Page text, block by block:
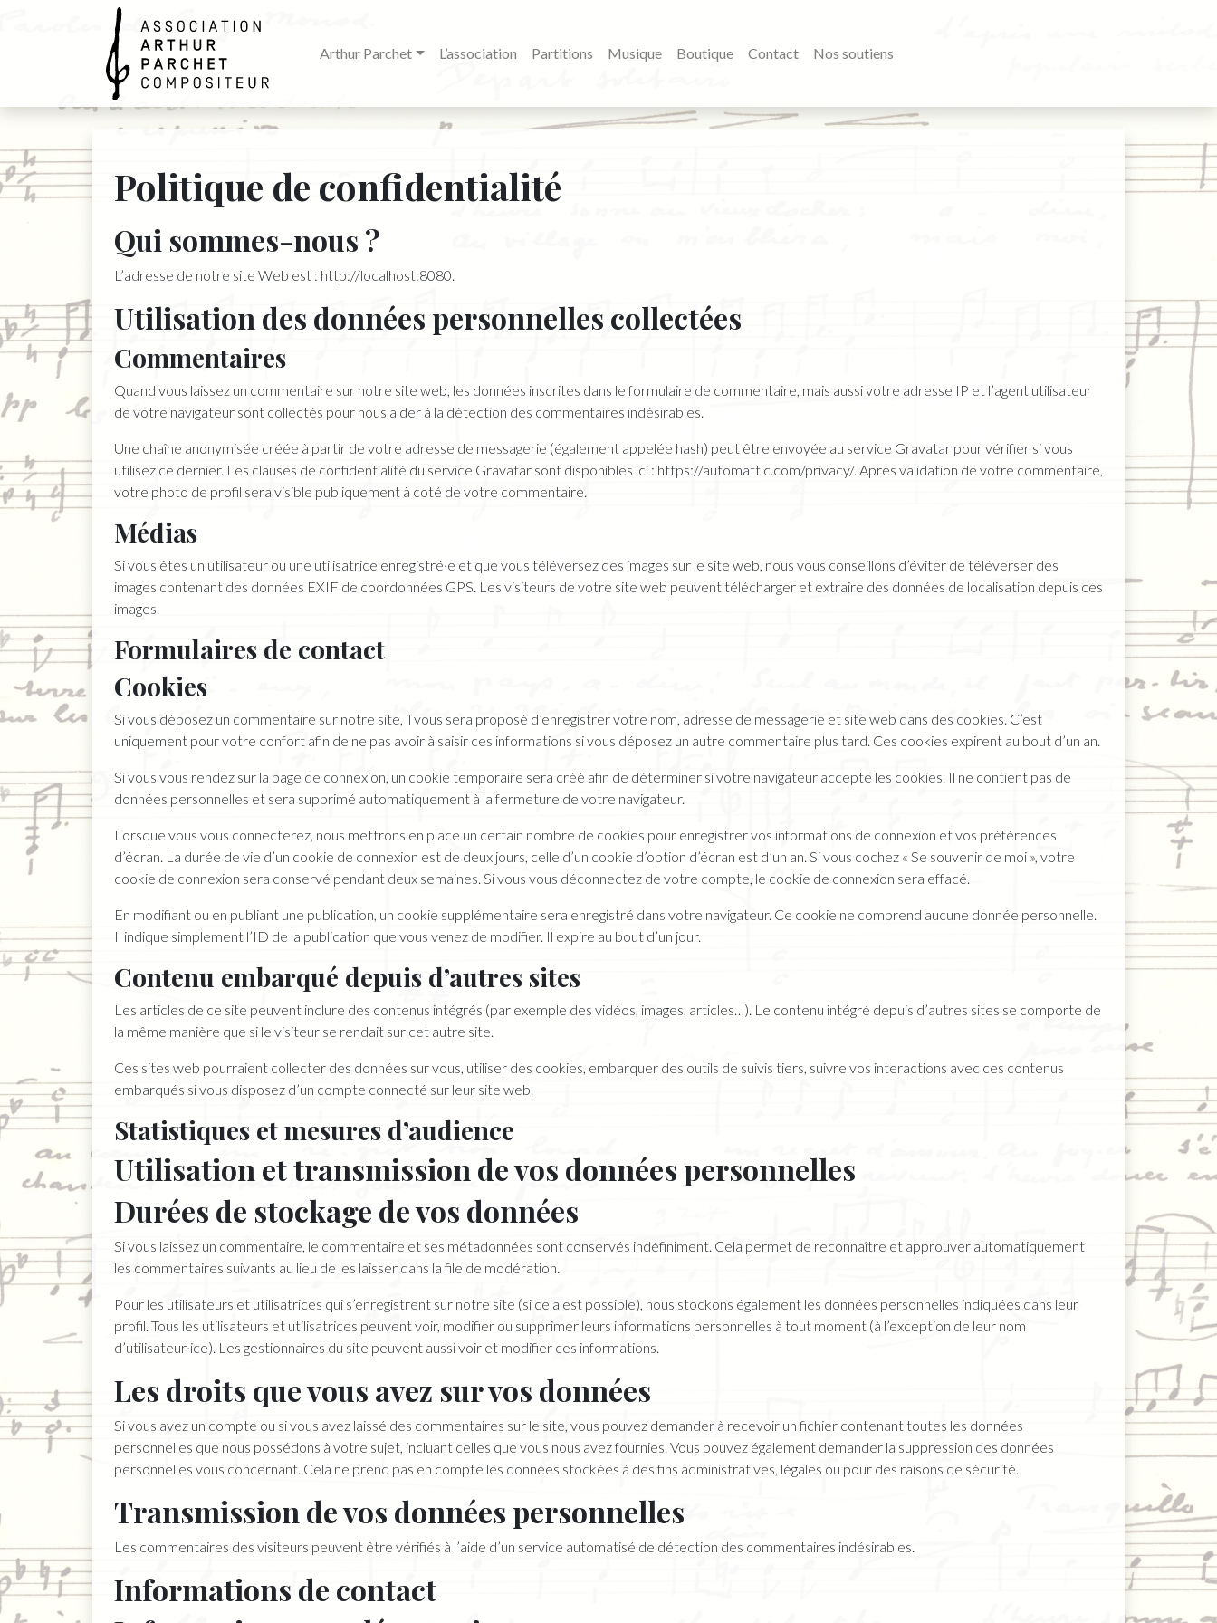
Arthur Parchet L’association Partitions Musique Boutique Contact Nos soutiens
Politique de confidentialité
Qui sommes-nous ?
L’adresse de notre site Web est : http://localhost:8080.
Utilisation des données personnelles collectées
Commentaires
Quand vous laissez un commentaire sur notre site web, les données inscrites dans le formulaire de commentaire, mais aussi votre adresse IP et l’agent utilisateur
de votre navigateur sont collectés pour nous aider à la détection des commentaires indésirables.
Une chaîne anonymisée créée à partir de votre adresse de messagerie (également appelée hash) peut être envoyée au service Gravatar pour vérifier si vous
utilisez ce dernier. Les clauses de confidentialité du service Gravatar sont disponibles ici : https://automattic.com/privacy/. Après validation de votre commentaire,
votre photo de profil sera visible publiquement à coté de votre commentaire.
Médias
Si vous êtes un utilisateur ou une utilisatrice enregistré·e et que vous téléversez des images sur le site web, nous vous conseillons d’éviter de téléverser des
images contenant des données EXIF de coordonnées GPS. Les visiteurs de votre site web peuvent télécharger et extraire des données de localisation depuis ces
images.
Formulaires de contact
Cookies
Si vous déposez un commentaire sur notre site, il vous sera proposé d’enregistrer votre nom, adresse de messagerie et site web dans des cookies. C’est
uniquement pour votre confort afin de ne pas avoir à saisir ces informations si vous déposez un autre commentaire plus tard. Ces cookies expirent au bout d’un an.
Si vous vous rendez sur la page de connexion, un cookie temporaire sera créé afin de déterminer si votre navigateur accepte les cookies. Il ne contient pas de
données personnelles et sera supprimé automatiquement à la fermeture de votre navigateur.
Lorsque vous vous connecterez, nous mettrons en place un certain nombre de cookies pour enregistrer vos informations de connexion et vos préférences
d’écran. La durée de vie d’un cookie de connexion est de deux jours, celle d’un cookie d’option d’écran est d’un an. Si vous cochez « Se souvenir de moi », votre
cookie de connexion sera conservé pendant deux semaines. Si vous vous déconnectez de votre compte, le cookie de connexion sera effacé.
En modifiant ou en publiant une publication, un cookie supplémentaire sera enregistré dans votre navigateur. Ce cookie ne comprend aucune donnée personnelle.
Il indique simplement l’ID de la publication que vous venez de modifier. Il expire au bout d’un jour.
Contenu embarqué depuis d’autres sites
Les articles de ce site peuvent inclure des contenus intégrés (par exemple des vidéos, images, articles…). Le contenu intégré depuis d’autres sites se comporte de
la même manière que si le visiteur se rendait sur cet autre site.
Ces sites web pourraient collecter des données sur vous, utiliser des cookies, embarquer des outils de suivis tiers, suivre vos interactions avec ces contenus
embarqués si vous disposez d’un compte connecté sur leur site web.
Statistiques et mesures d’audience
Utilisation et transmission de vos données personnelles
Durées de stockage de vos données
Si vous laissez un commentaire, le commentaire et ses métadonnées sont conservés indéfiniment. Cela permet de reconnaître et approuver automatiquement
les commentaires suivants au lieu de les laisser dans la file de modération.
Pour les utilisateurs et utilisatrices qui s’enregistrent sur notre site (si cela est possible), nous stockons également les données personnelles indiquées dans leur
profil. Tous les utilisateurs et utilisatrices peuvent voir, modifier ou supprimer leurs informations personnelles à tout moment (à l’exception de leur nom
d’utilisateur·ice). Les gestionnaires du site peuvent aussi voir et modifier ces informations.
Les droits que vous avez sur vos données
Si vous avez un compte ou si vous avez laissé des commentaires sur le site, vous pouvez demander à recevoir un fichier contenant toutes les données
personnelles que nous possédons à votre sujet, incluant celles que vous nous avez fournies. Vous pouvez également demander la suppression des données
personnelles vous concernant. Cela ne prend pas en compte les données stockées à des fins administratives, légales ou pour des raisons de sécurité.
Transmission de vos données personnelles
Les commentaires des visiteurs peuvent être vérifiés à l’aide d’un service automatisé de détection des commentaires indésirables.
Informations de contact